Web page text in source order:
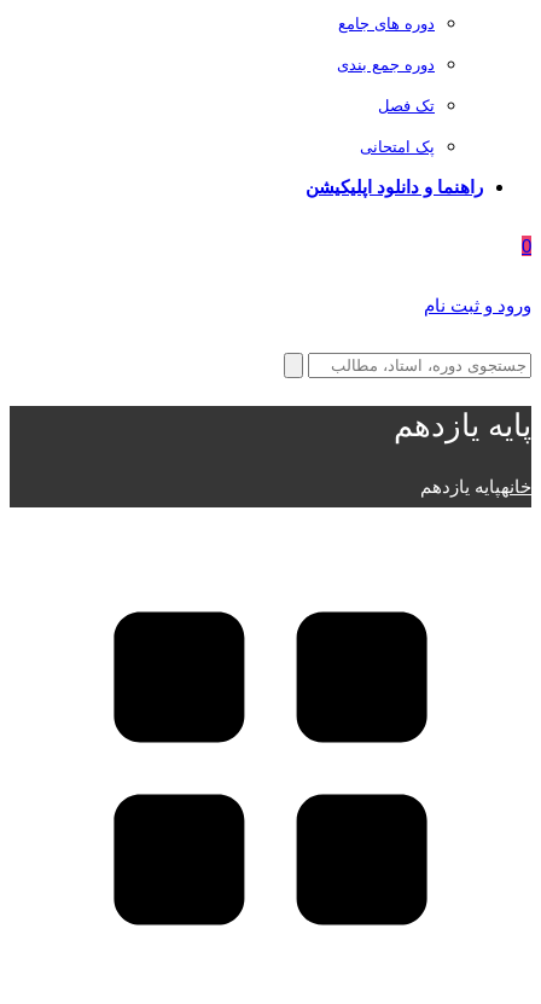
دوره های جامع
دوره جمع بندی
تک فصل
پک امتحانی
راهنما و دانلود اپلیکیشن
0
ورود و ثبت نام
پایه یازدهم
خانهپایه یازدهم